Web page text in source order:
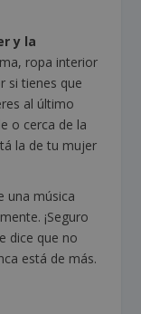
y la
ropa interior
si tienes que
al último
o cerca de la
la de tu mujer
una música
¡Seguro
dice que no
está de más.